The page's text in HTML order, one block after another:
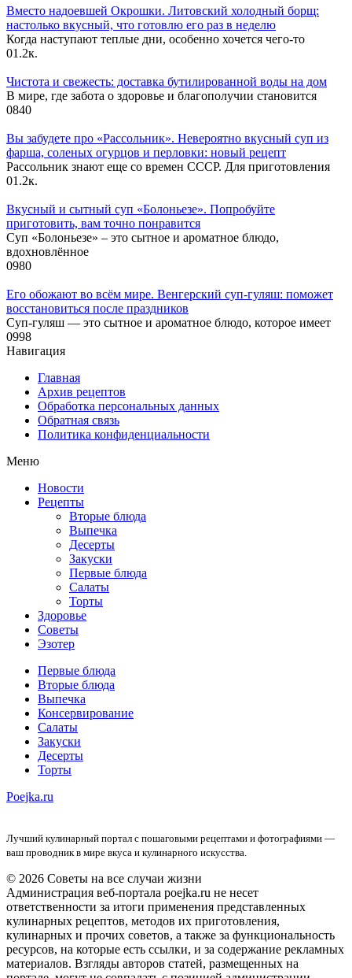
Вместо надоевшей Окрошки. Литовский холодный борщ:
настолько вкусный, что готовлю его раз в неделю
Когда наступают теплые дни, особенно хочется чего-то
01.2к.
Чистота и свежесть: доставка бутилированной воды на дом
В мире, где забота о здоровье и благополучии становится
0840
Вы забудете про «Рассольник». Невероятно вкусный суп из
фарша, соленых огурцов и перловки: новый рецепт
Рассольник знают еще со времен СССР. Для приготовления
01.2к.
Вкусный и сытный cуп «Болоньезе». Попробуйте
приготовить, вам точно понравится
Суп «Болоньезе» – это сытное и ароматное блюдо,
вдохновлённое
0980
Его обожают во всём мире. Венгерский суп-гуляш: поможет
восстановиться после праздников
Суп-гуляш — это сытное и ароматное блюдо, которое имеет
0998
Навигация
Главная
Архив рецептов
Обработка персональных данных
Обратная связь
Политика конфиденциальности
Меню
Новости
Рецепты
Вторые блюда
Выпечка
Десерты
Закуски
Первые блюда
Салаты
Торты
Здоровье
Советы
Эзотер
Первые блюда
Вторые блюда
Выпечка
Консервирование
Салаты
Закуски
Десерты
Торты
Poejka.ru
Лучший кулинарный портал с пошаговыми рецептами и фотографиями —
ваш проводник в мире вкуса и кулинарного искусства.
© 2026 Советы на все случаи жизни
Администрация веб-портала poejka.ru не несет
ответственности за итоги применения представленных
кулинарных рецептов, методов их приготовления,
кулинарных и прочих советов, а также за функциональность
ресурсов, на которые есть ссылки, и за содержание рекламных
материалов. Взгляды авторов статей, размещенных на